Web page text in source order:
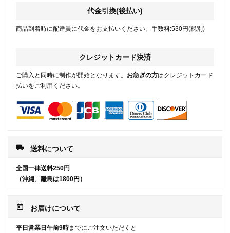
代金引換(後払い)
商品到着時に配達員に代金をお支払いください。手数料:530円(税別)
クレジットカード決済
ご購入と同時に制作が開始となります。 お急ぎの方はクレジットカード
払いをご利用ください。
local_shipping 送料について
全国一律送料250円
（沖縄、離島は1800円）
today お届けについて
平日営業日午前9時までにご注文いただくと